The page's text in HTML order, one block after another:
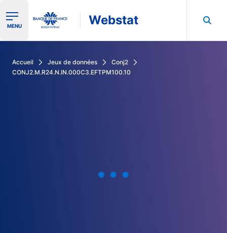
Ouvrir le menu de navigation
MENU Webstat
Accueil Jeux de données
Conj2
CONJ2.M.R24.N.IN.000C3.EFTPM100.10